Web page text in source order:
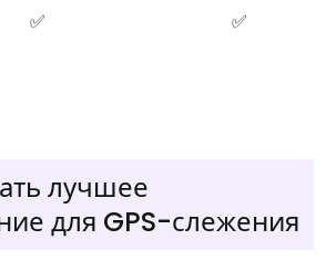
✅ ✅
лучшее
для GPS-слежения